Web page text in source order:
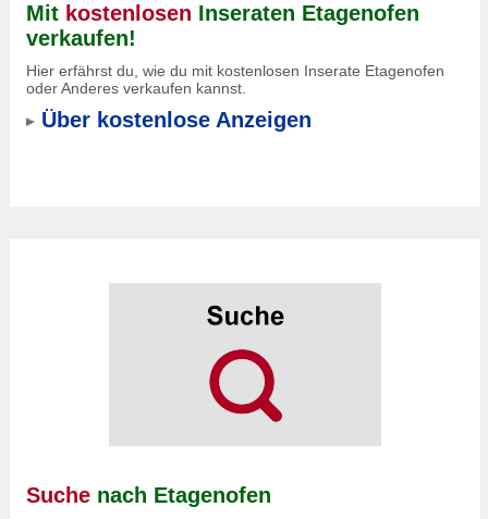
Mit kostenlosen Inseraten Etagenofen
verkaufen!
Hier erfährst du, wie du mit kostenlosen Inserate Etagenofen
oder Anderes verkaufen kannst.
Über kostenlose Anzeigen
Suche nach Etagenofen